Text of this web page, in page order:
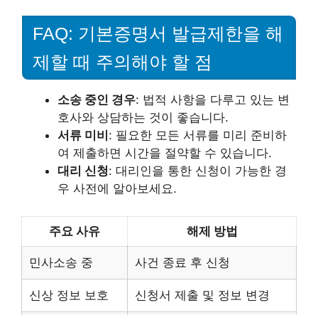
FAQ: 기본증명서 발급제한을 해
제할 때 주의해야 할 점
소송 중인 경우: 법적 사항을 다루고 있는 변
호사와 상담하는 것이 좋습니다.
서류 미비 : 필요한 모든 서류를 미리 준비하
여 제출하면 시간을 절약할 수 있습니다.
대리 신청: 대리인을 통한 신청이 가능한 경
우 사전에 알아보세요.
주요 사유 해제 방법
민사소송 중 사건 종료 후 신청
신상 정보 보호 신청서 제출 및 정보 변경